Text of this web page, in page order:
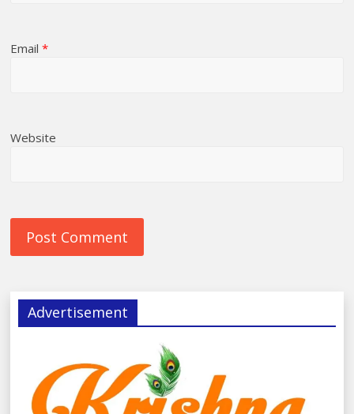
Email*
Website
Advertisement